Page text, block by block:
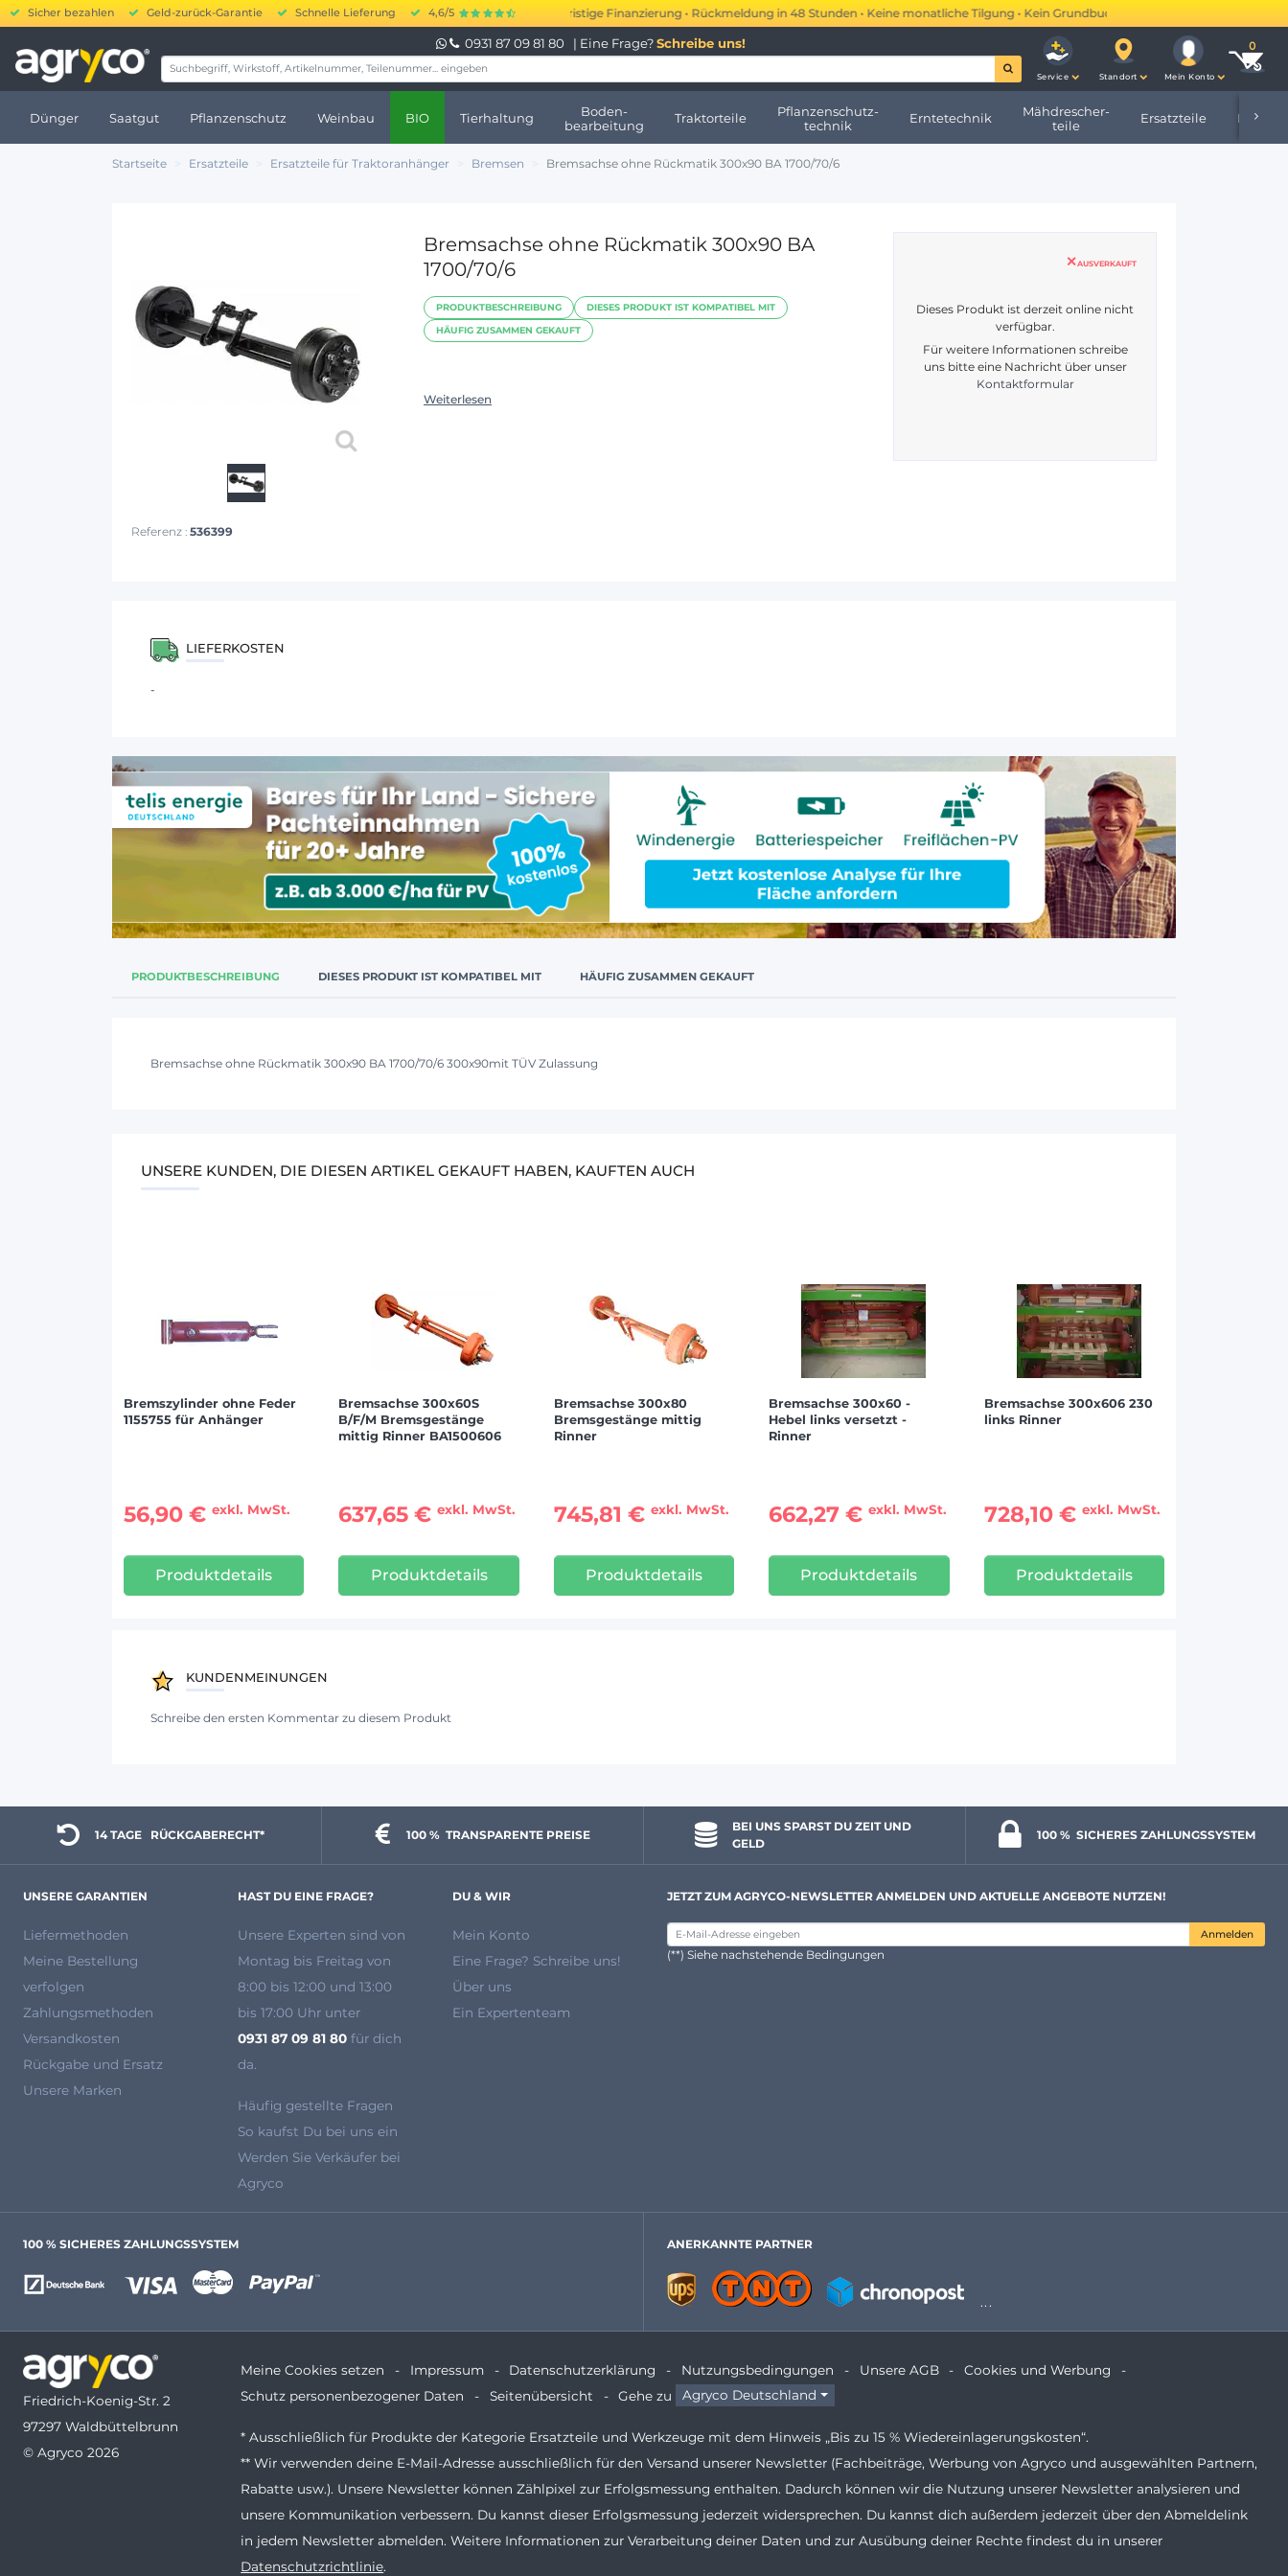
Sicher bezahlen Geld-zurück-Garantie Schnelle Lieferung 4,6/5
20.000 bis 250.000 € kurzfristige Finanzierung • Rückmeldung in 48 Stunden • Keine monatliche Tilgung • Kein Grundbucheintrag •
0931 87 09 81 80 | Eine Frage? Schreibe uns!
Service Standort Mein Konto
Dünger Saatgut Pflanzenschutz Weinbau BIO Tierhaltung
Boden-
bearbeitung
Traktorteile
Pflanzenschutz-
technik
Erntetechnik
Mähdrescher-
teile
Ersatzteile
Startseite Ersatzteile Ersatzteile für Traktoranhänger Bremsen Bremsachse ohne Rückmatik 300x90 BA 1700/70/6
Referenz : 536399
Bremsachse ohne Rückmatik 300x90 BA
1700/70/6
PRODUKTBESCHREIBUNG DIESES PRODUKT IST KOMPATIBEL MIT
HÄUFIG ZUSAMMEN GEKAUFT
Weiterlesen
AUSVERKAUFT
Dieses Produkt ist derzeit online nicht
verfügbar.
Für weitere Informationen schreibe
uns bitte eine Nachricht über unser
Kontaktformular
LIEFERKOSTEN
-
PRODUKTBESCHREIBUNG DIESES PRODUKT IST KOMPATIBEL MIT HÄUFIG ZUSAMMEN GEKAUFT
Bremsachse ohne Rückmatik 300x90 BA 1700/70/6 300x90mit TÜV Zulassung
UNSERE KUNDEN, DIE DIESEN ARTIKEL GEKAUFT HABEN, KAUFTEN AUCH
Bremszylinder ohne Feder
1155755 für Anhänger
56,90 € exkl. MwSt.
Produktdetails
Bremsachse 300x60S
B/F/M Bremsgestänge
mittig Rinner BA1500606
637,65 €exkl. MwSt.
Produktdetails
Bremsachse 300x80
Bremsgestänge mittig
Rinner
745,81 € exkl. MwSt.
Produktdetails
Bremsachse 300x60 -
Hebel links versetzt -
Rinner
662,27 €exkl. MwSt.
Produktdetails
Bremsachse 300x606 230
links Rinner
728,10 € exkl. MwSt.
Produktdetails
KUNDENMEINUNGEN
Schreibe den ersten Kommentar zu diesem Produkt
14 TAGE
  RÜCKGABERECHT*
100 % TRANSPARENTE PREISE
BEI UNS SPARST DU ZEIT UND
GELD
100 % SICHERES ZAHLUNGSSYSTEM
UNSERE GARANTIEN
Liefermethoden
Meine Bestellung
verfolgen
Zahlungsmethoden
Versandkosten
Rückgabe und Ersatz
Unsere Marken
HAST DU EINE FRAGE?
Unsere Experten sind von
Montag bis Freitag von
8:00 bis 12:00 und 13:00
bis 17:00 Uhr unter
0931 87 09 81 80 für dich
da.
Häufig gestellte Fragen
So kaufst Du bei uns ein
Werden Sie Verkäufer bei
Agryco
DU & WIR
Mein Konto
Eine Frage? Schreibe uns!
Über uns
Ein Expertenteam
JETZT ZUM AGRYCO-NEWSLETTER ANMELDEN UND AKTUELLE ANGEBOTE NUTZEN!
Anmelden
(**) Siehe nachstehende Bedingungen
100 % SICHERES ZAHLUNGSSYSTEM ANERKANNTE PARTNER
Friedrich-Koenig-Str. 2
97297 Waldbüttelbrunn
© Agryco 2026
Meine Cookies setzen Impressum Datenschutzerklärung Nutzungsbedingungen Unsere AGB
Cookies und Werbung
Schutz personenbezogener Daten
Seitenübersicht Gehe zu Agryco Deutschland
* Ausschließlich für Produkte der Kategorie Ersatzteile und Werkzeuge mit dem Hinweis „Bis zu 15 % Wiedereinlagerungskosten“.
** Wir verwenden deine E-Mail-Adresse ausschließlich für den Versand unserer Newsletter (Fachbeiträge, Werbung von Agryco und ausgewählten Partnern,
Rabatte usw.). Unsere Newsletter können Zählpixel zur Erfolgsmessung enthalten. Dadurch können wir die Nutzung unserer Newsletter analysieren und
unsere Kommunikation verbessern. Du kannst dieser Erfolgsmessung jederzeit widersprechen. Du kannst dich außerdem jederzeit über den Abmeldelink
in jedem Newsletter abmelden. Weitere Informationen zur Verarbeitung deiner Daten und zur Ausübung deiner Rechte findest du in unserer
Datenschutzrichtlinie.